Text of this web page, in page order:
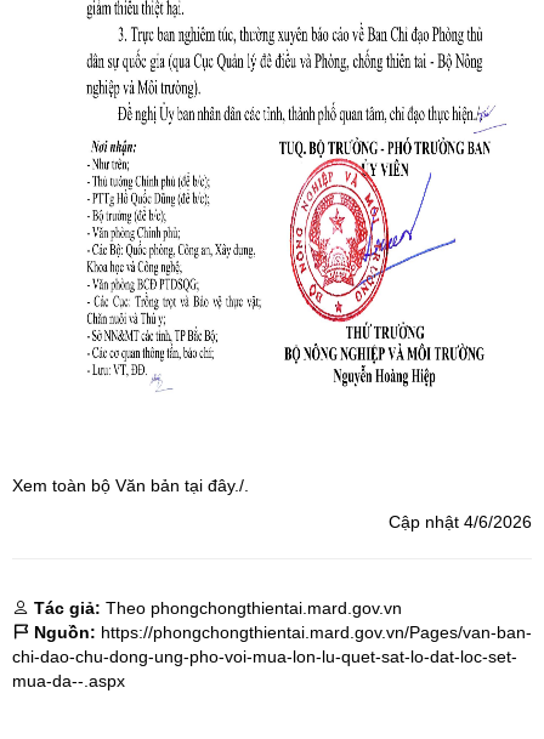
Xem toàn bộ Văn bản tại đây./.
Cập nhật 4/6/2026
Tác giả: Theo phongchongthientai.mard.gov.vn
Nguồn: https://phongchongthientai.mard.gov.vn/Pages/van-ban-
chi-dao-chu-dong-ung-pho-voi-mua-lon-lu-quet-sat-lo-dat-loc-set-
mua-da--.aspx